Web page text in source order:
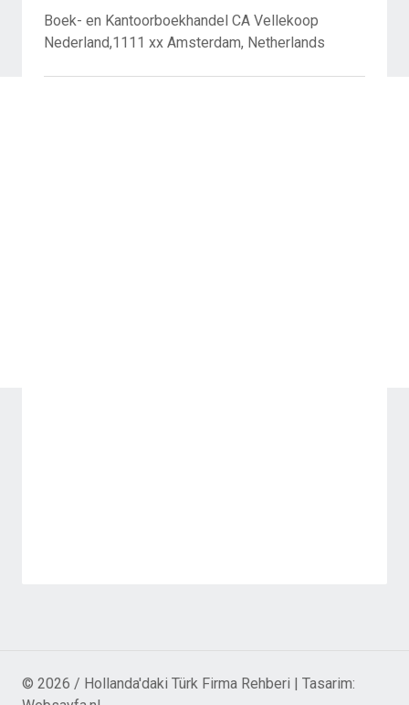
Boek- en Kantoorboekhandel CA Vellekoop
Nederland,1111 xx Amsterdam, Netherlands
© 2026 / Hollanda'daki Türk Firma Rehberi | Tasarim: